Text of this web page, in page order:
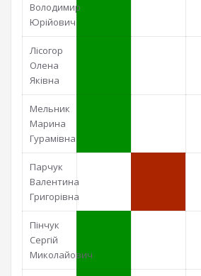
Володимир
Юрійович
Лісогор
Олена
Яківна
Мельник
Марина
Гурамівна
Парчук
Валентина
Григорівна
Пінчук
Сергій
Миколайович